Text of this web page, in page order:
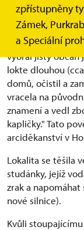
zpřístupněny
Zámek,
a Speciální
"Koncem 15.
vyoral jistý občan
lokte dlouhou
domů, očistil a
vracela na
znamení a vedl
kapličky." Tato
arciděkanství v
Lokalita se těšila
studánky, jejíž
zrak a
nové silnice).
Kvůli